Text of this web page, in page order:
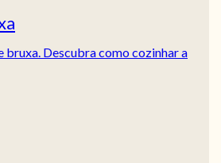
bruxa. Descubra como cozinhar a